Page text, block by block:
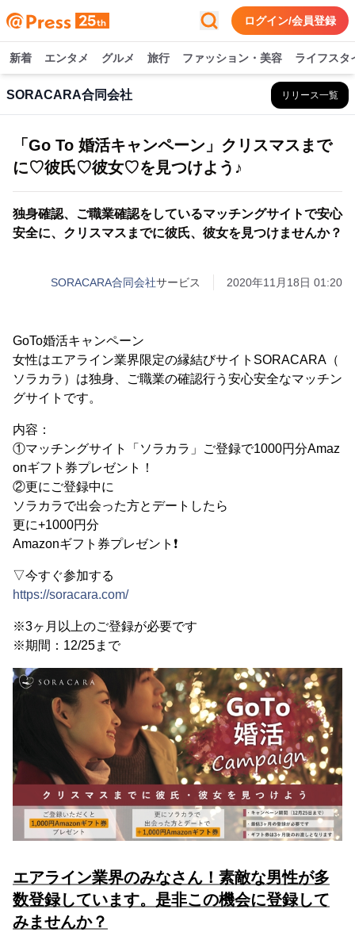
ログイン/会員登録
新着 エンタメ グルメ 旅行 ファッション・美容 ライフスタ
SORACARA合同会社 リリース一覧
「Go To 婚活キャンペーン」クリスマスまで
に♡彼氏♡彼女♡を見つけよう♪
独身確認、ご職業確認をしているマッチングサイトで安心
安全に、クリスマスまでに彼氏、彼女を見つけませんか？
SORACARA合同会社サービス 2020年11月18日 01:20
GoTo婚活キャンペーン
女性はエアライン業界限定の縁結びサイトSORACARA（
ソラカラ）は独身、ご職業の確認行う安心安全なマッチン
グサイトです。
内容：
①マッチングサイト「ソラカラ」ご登録で1000円分Amaz
onギフト券プレゼント！
②更にご登録中に
ソラカラで出会った方とデートしたら
更に+1000円分
Amazonギフト券プレゼント❗️
▽今すぐ参加する
https://soracara.com/
※3ヶ月以上のご登録が必要です
※期間：12/25まで
エアライン業界のみなさん！素敵な男性が多
数登録しています。是非この機会に登録して
みませんか？